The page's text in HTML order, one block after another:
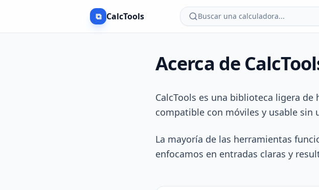
⧉ CalcTools Buscar una calculadora...
Acerca de
CalcTools es una biblioteca ligera
compatible con móviles y usable sin
La mayoría de las herramientas
enfocamos en entradas claras y